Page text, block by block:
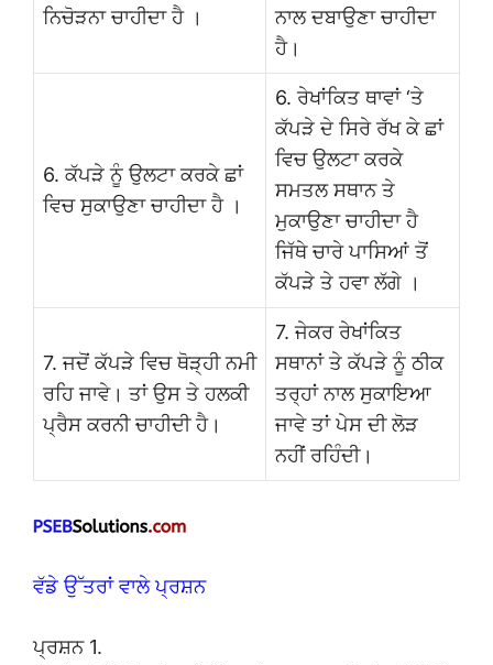
ਨਿਚੋੜਨਾ ਚਾਹੀਦਾ ਹੈ ।
ਨਾਲ ਦਬਾਉਣਾ ਚਾਹੀਦਾ
ਹੈ।
6. ਕੱਪੜੇ ਨੂੰ ਉਲਟਾ ਕਰਕੇ ਛਾਂ
ਵਿਚ ਸੁਕਾਉਣਾ ਚਾਹੀਦਾ ਹੈ ।
6. ਰੇਖਾਂਕਿਤ ਥਾਵਾਂ ‘ਤੇ
ਕੱਪੜੇ ਦੇ ਸਿਰੇ ਰੱਖ ਕੇ ਛਾਂ
ਵਿਚ ਉਲਟਾ ਕਰਕੇ
ਸਮਤਲ ਸਥਾਨ ਤੇ
ਮੁਕਾਉਣਾ ਚਾਹੀਦਾ ਹੈ
ਜਿੱਥੇ ਚਾਰੇ ਪਾਸਿਆਂ ਤੋਂ
ਕੱਪੜੇ ਤੇ ਹਵਾ ਲੱਗੇ ।
7. ਜਦੋਂ ਕੱਪੜੇ ਵਿਚ ਥੋੜ੍ਹੀ ਨਮੀ
ਰਹਿ ਜਾਵੇ। ਤਾਂ ਉਸ ਤੇ ਹਲਕੀ
ਪ੍ਰੈਸ ਕਰਨੀ ਚਾਹੀਦੀ ਹੈ।
7. ਜੇਕਰ ਰੇਖਾਂਕਿਤ
ਸਥਾਨਾਂ ਤੇ ਕੱਪੜੇ ਨੂੰ ਠੀਕ
ਤਰ੍ਹਾਂ ਨਾਲ ਸੁਕਾਇਆ
ਜਾਵੇ ਤਾਂ ਪੇਸ ਦੀ ਲੋੜ
ਨਹੀਂ ਰਹਿੰਦੀ।
ਵੱਡੇ ਉੱਤਰਾਂ ਵਾਲੇ ਪ੍ਰਸ਼ਨ
ਪ੍ਰਸ਼ਨ 1.